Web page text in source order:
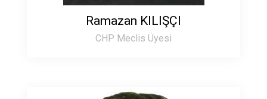
Ramazan KILIŞÇI
CHP Meclis Üyesi